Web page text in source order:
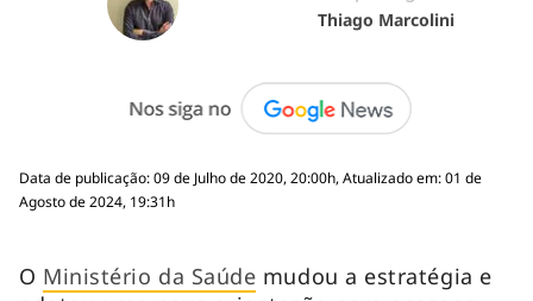
Thiago Marcolini
Data de publicação: 09 de Julho de 2020, 20:00h, Atualizado em: 01 de
Agosto de 2024, 19:31h
O Ministério da Saúde mudou a estratégia e